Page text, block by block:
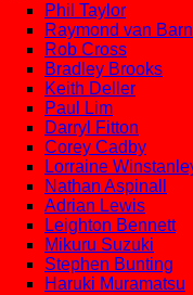
Phil Taylor
Raymond van
Rob Cross
Bradley Brooks
Keith Deller
Paul Lim
Darryl Fitton
Corey Cadby
Lorraine
Nathan Aspinall
Adrian Lewis
Leighton Bennett
Mikuru Suzuki
Stephen Bunting
Haruki Muramatsu